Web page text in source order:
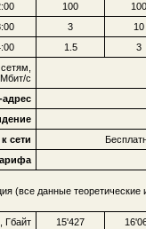
100
100
3
10
1.5
3
с
сети
(все данные
Гбайт 15'427